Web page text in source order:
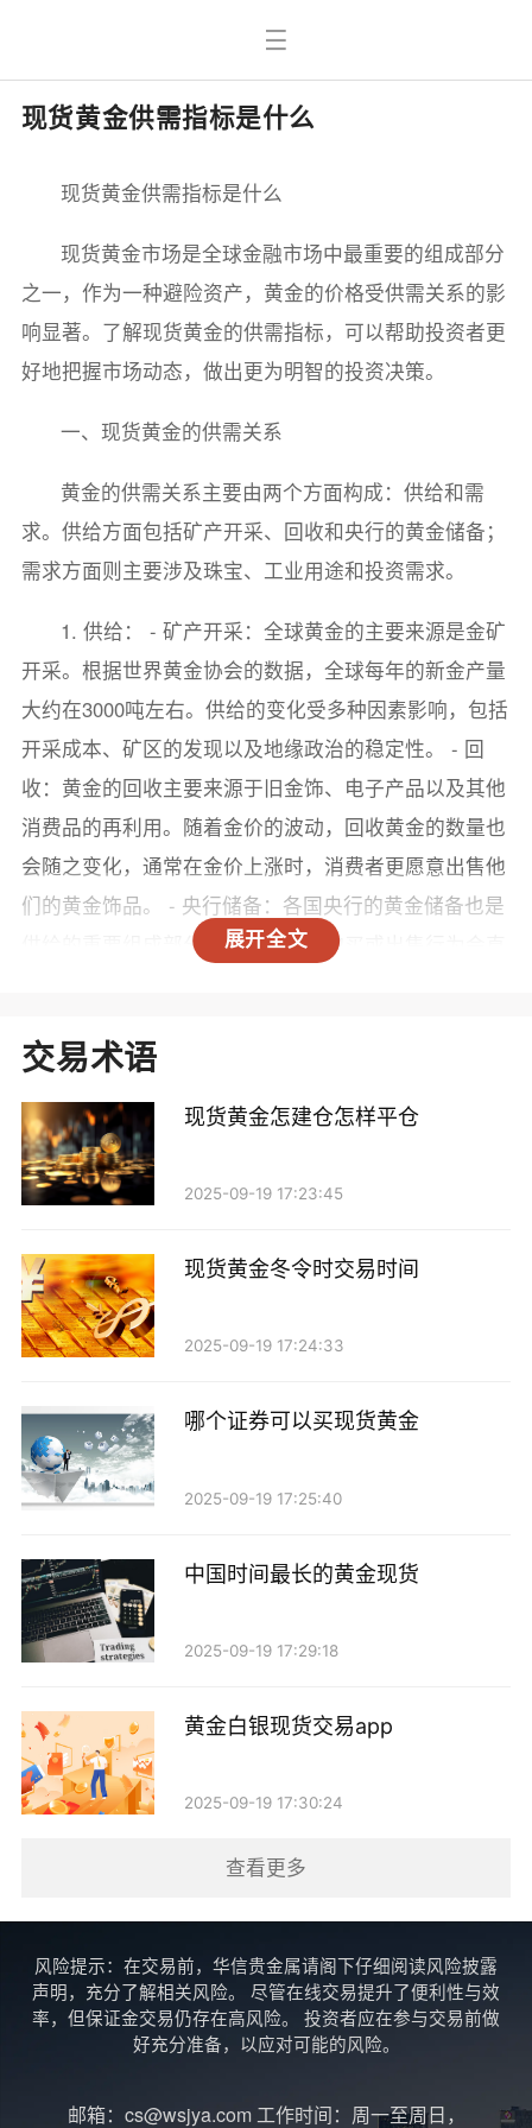
现货黄金供需指标是什么
展开全文
现货黄金供需指标是什么
现货黄金市场是全球金融市场中最重要的组成部分
之一，作为一种避险资产，黄金的价格受供需关系的影
响显著。了解现货黄金的供需指标，可以帮助投资者更
好地把握市场动态，做出更为明智的投资决策。
一、现货黄金的供需关系
黄金的供需关系主要由两个方面构成：供给和需
求。供给方面包括矿产开采、回收和央行的黄金储备；
需求方面则主要涉及珠宝、工业用途和投资需求。
1. 供给： - 矿产开采：全球黄金的主要来源是金矿
开采。根据世界黄金协会的数据，全球每年的新金产量
大约在3000吨左右。供给的变化受多种因素影响，包括
开采成本、矿区的发现以及地缘政治的稳定性。 - 回
收：黄金的回收主要来源于旧金饰、电子产品以及其他
消费品的再利用。随着金价的波动，回收黄金的数量也
会随之变化，通常在金价上涨时，消费者更愿意出售他
们的黄金饰品。 - 央行储备：各国央行的黄金储备也是
供给的重要组成部分。央行的黄金购买或出售行为会直
2. 需求： - 珠宝需求：珠宝行业是黄金需求的主要
来源，尤其是在印度和中国等国家。节假日和婚庆季节
往往是黄金消费的高峰期。 - 投资需求：在经济不确定
性增加时，投资者往往选择黄金作为避险资产。黄金
着市场风险的增加而上升。 - 工业需求：虽然相比珠宝
和投资需求，黄金在工业上的应用较少，但在电子、医
疗和航空等高科技领域，黄金仍然有着不可替代的作
二、供需指标分析
几个关键指标：
1. 库存水平：全球主要交易所（如伦敦金属交易
所、纽约商品交易所等）的黄金库存水平是供需分析的
度，库存减少通常意味着需求增加或供给减少，从而推
动价格上涨。
当金价低于开采成本时，矿业公司可能会缩减生产，导
3. 消费数据：各国的黄金消费数据（尤其是珠宝和
投资需求）是分析需求的重要依据。特别是在中国和印
度等黄金消费大国，消费数据的变化会直接影响全球黄
交易术语
现货黄金怎建仓怎样平仓
2025-09-19 17:23:45
现货黄金冬令时交易时间
2025-09-19 17:24:33
哪个证券可以买现货黄金
2025-09-19 17:25:40
中国时间最长的黄金现货
2025-09-19 17:29:18
黄金白银现货交易app
2025-09-19 17:30:24
查看更多
风险提示：在交易前，华信贵金属请阁下仔细阅读风险披露
声明，充分了解相关风险。 尽管在线交易提升了便利性与效
率，但保证金交易仍存在高风险。 投资者应在参与交易前做
好充分准备，以应对可能的风险。
邮箱：cs@wsjya.com 工作时间：周一至周日，